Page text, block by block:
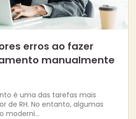
erros ao fazer
manualmente
é uma das tarefas mais
de RH. No entanto, algumas
moderni…